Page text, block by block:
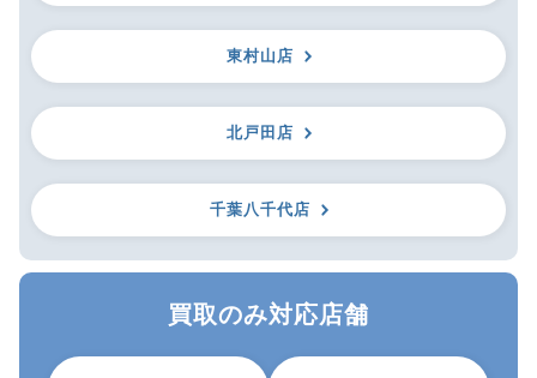
東村山店
北戸田店
千葉八千代店
買取のみ対応店舗